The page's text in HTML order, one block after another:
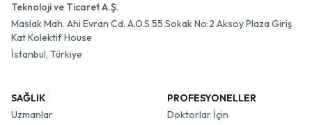
Teknoloji ve Ticaret A.Ş.
Maslak Mah. Ahi Evran Cd. A.O.S 55 Sokak No:2 Aksoy Plaza Giriş
Kat Kolektif House
İstanbul, Türkiye
SAĞLIK
Uzmanlar
PROFESYONELLER
Doktorlar İçin